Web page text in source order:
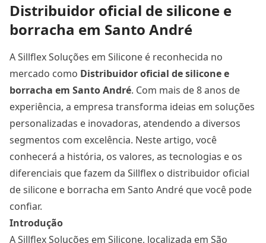
Distribuidor oficial de silicone e
borracha em Santo André
A Sillflex Soluções em Silicone é reconhecida no
mercado como Distribuidor oficial de silicone e
borracha em Santo André. Com mais de 8 anos de
experiência, a empresa transforma ideias em soluções
personalizadas e inovadoras, atendendo a diversos
segmentos com excelência. Neste artigo, você
conhecerá a história, os valores, as tecnologias e os
diferenciais que fazem da Sillflex o distribuidor oficial
de silicone e borracha em Santo André que você pode
confiar.
Introdução
A Sillflex Soluções em Silicone, localizada em São